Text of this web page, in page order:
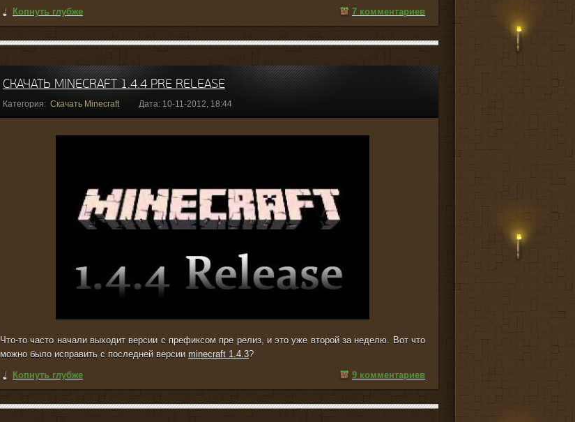
Копнуть глубже
7 комментариев
СКАЧАТЬ MINECRAFT 1.4.4 PRE RELEASE
Категория: Скачать Minecraft Дата: 10-11-2012, 18:44
Что-то часто начали выходит версии с префиксом пре релиз, и это уже второй за неделю. Вот что
можно было исправить с последней версии minecraft 1.4.3?
Копнуть глубже
9 комментариев